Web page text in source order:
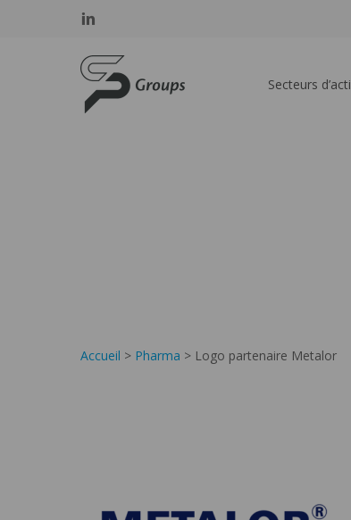
linkedin
SP GROUPS
Secteurs
Accueil > Pharma > Logo partenaire Metalor
Panneau de gestion des cookies